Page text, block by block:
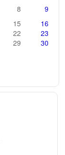
8
9
15
16
22
23
29
30